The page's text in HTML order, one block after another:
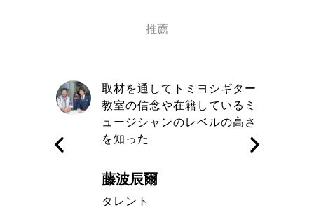
推薦
取材を通してトミヨシギター
教室の信念や在籍しているミ
ュージシャンのレベルの高さ
を知った
藤波辰爾
タレント